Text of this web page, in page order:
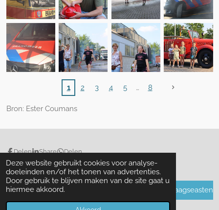
Deze website gebruikt cookies voor analyse-
doeleinden en/of het tonen van advertenties.
Door gebruik te blijven maken van de site gaat u
hiermee akkoord.
1 2 3 4 5 8
Bron: Ester Coumans
Delen Share Delen
avond4daagseasten
© 2018 - 2026 avond4daagseasten.nl